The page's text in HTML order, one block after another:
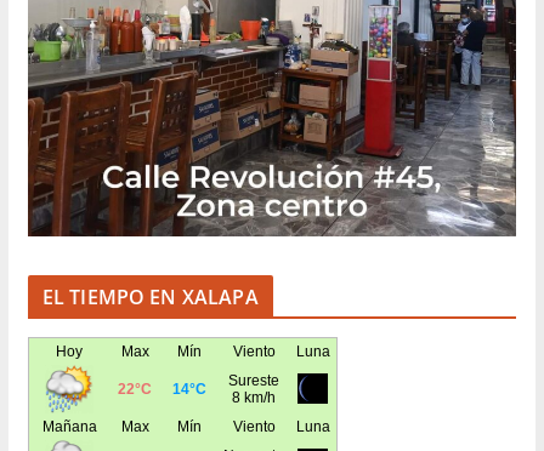
EL TIEMPO EN XALAPA